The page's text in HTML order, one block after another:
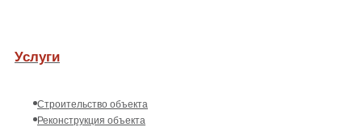
Услуги
Строительство объекта
Реконструкция объекта